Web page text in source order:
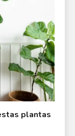
plantas